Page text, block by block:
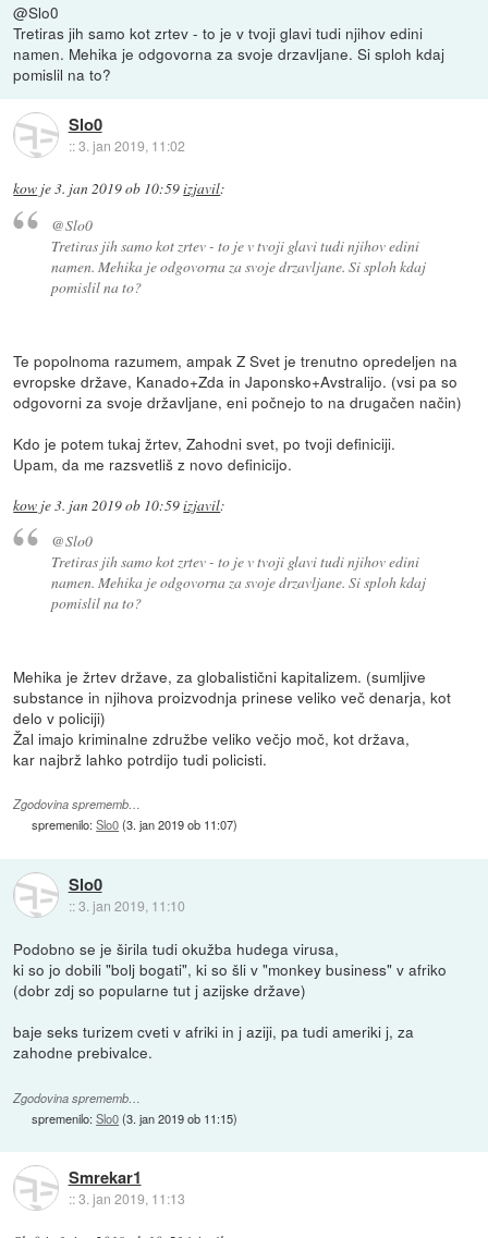
@Slo0
Tretiras jih samo kot zrtev - to je v tvoji glavi tudi njihov edini
namen. Mehika je odgovorna za svoje drzavljane. Si sploh kdaj
pomislil na to?
Slo0
::3. jan 2019, 11:02
kow je3. jan 2019 ob 10:59izjavil:
@Slo0
Tretiras jih samo kot zrtev - to je v tvoji glavi tudi njihov edini
namen. Mehika je odgovorna za svoje drzavljane. Si sploh kdaj
pomislil na to?
Te popolnoma razumem, ampak Z Svet je trenutno opredeljen na
evropske države, Kanado+Zda in Japonsko+Avstralijo. (vsi pa so
odgovorni za svoje državljane, eni počnejo to na drugačen način)
Kdo je potem tukaj žrtev, Zahodni svet, po tvoji definiciji.
Upam, da me razsvetliš z novo definicijo.
kow je3. jan 2019 ob 10:59izjavil:
@Slo0
Tretiras jih samo kot zrtev - to je v tvoji glavi tudi njihov edini
namen. Mehika je odgovorna za svoje drzavljane. Si sploh kdaj
pomislil na to?
Mehika je žrtev države, za globalistični kapitalizem. (sumljive
substance in njihova proizvodnja prinese veliko več denarja, kot
delo v policiji)
Žal imajo kriminalne združbe veliko večjo moč, kot država,
kar najbrž lahko potrdijo tudi policisti.
Zgodovina sprememb…
spremenilo:Slo0(3. jan 2019 ob 11:07)
Slo0
::3. jan 2019, 11:10
Podobno se je širila tudi okužba hudega virusa,
ki so jo dobili "bolj bogati", ki so šli v "monkey business" v afriko
(dobr zdj so popularne tut j azijske države)
baje seks turizem cveti v afriki in j aziji, pa tudi ameriki j, za
zahodne prebivalce.
Zgodovina sprememb…
spremenilo:Slo0(3. jan 2019 ob 11:15)
Smrekar1
::3. jan 2019, 11:13